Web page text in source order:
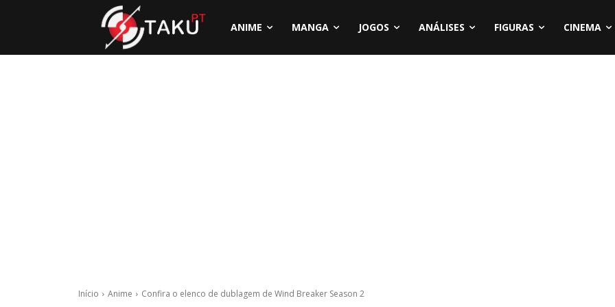
ANIME MANGA JOGOS ANÁLISES FIGURAS CINEMA
Início Anime Confira o elenco de dublagem de Wind Breaker Season 2